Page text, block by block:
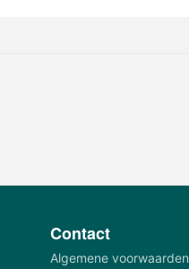
Contact
Algemene voorwaarden